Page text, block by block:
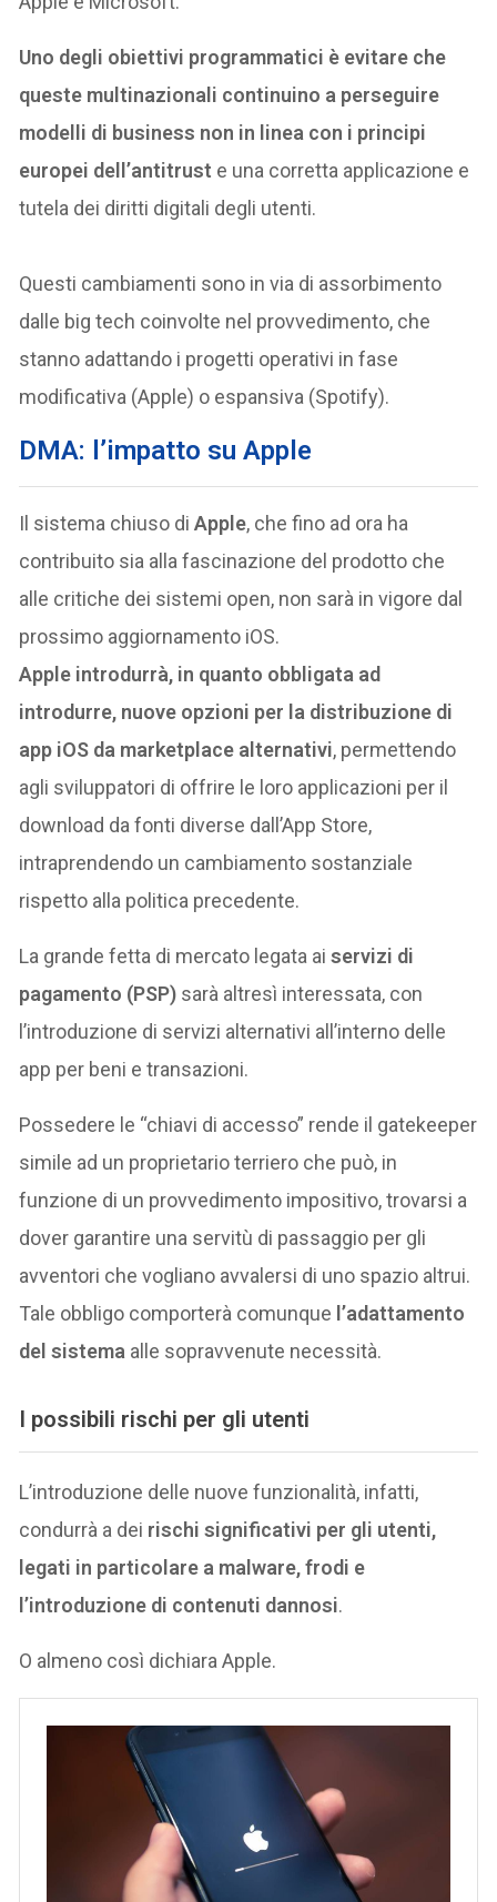
Uno degli obiettivi programmatici è evitare che
queste multinazionali continuino a perseguire
modelli di business non in linea con i principi
europei dell’antitrust e una corretta applicazione e
tutela dei diritti digitali degli utenti.
Questi cambiamenti sono in via di assorbimento
dalle big tech coinvolte nel provvedimento, che
stanno adattando i progetti operativi in fase
modificativa (Apple) o espansiva (Spotify).
DMA: l’impatto su Apple
Il sistema chiuso diApple, che fino ad ora ha
contribuito sia alla fascinazione del prodotto che
alle critiche dei sistemi open, non sarà in vigore dal
prossimo aggiornamento iOS.
Apple introdurrà, in quanto obbligata ad
introdurre, nuove opzioni per la distribuzione di
app iOS da marketplace alternativi, permettendo
agli sviluppatori di offrire le loro applicazioni per il
download da fonti diverse dall’App Store,
intraprendendo un cambiamento sostanziale
rispetto alla politica precedente.
La grande fetta di mercato legata aiservizi di
pagamento (PSP) sarà altresì interessata, con
l’introduzione di servizi alternativi all’interno delle
app per beni e transazioni.
Possedere le “chiavi di accesso” rende il gatekeeper
simile ad un proprietario terriero che può, in
funzione di un provvedimento impositivo, trovarsi a
dover garantire una servitù di passaggio per gli
avventori che vogliano avvalersi di uno spazio altrui.
Tale obbligo comporterà comunque l’adattamento
del sistema alle sopravvenute necessità.
I possibili rischi per gli utenti
L’introduzione delle nuove funzionalità, infatti,
condurrà a dei rischi significativi per gli utenti,
legati in particolare a malware, frodi e
l’introduzione di contenuti dannosi.
O almeno così dichiara Apple.